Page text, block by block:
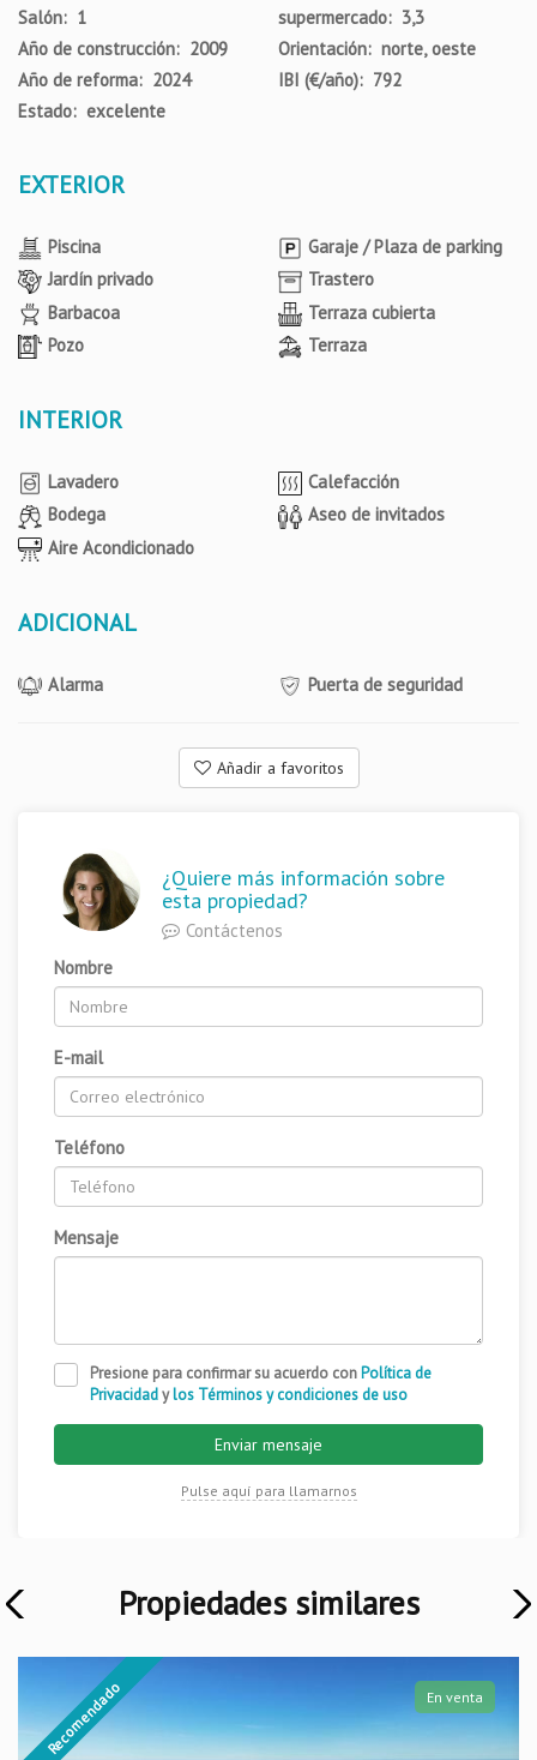
Salón: 1
Año de construcción: 2009
Año de reforma: 2024
Estado: excelente
supermercado: 3,3
Orientación: norte, oeste
IBI (€/año): 792
EXTERIOR
Piscina
Jardín privado
Barbacoa
Pozo
Garaje / Plaza de parking
Trastero
Terraza cubierta
Terraza
INTERIOR
Lavadero
Bodega
Aire Acondicionado
Calefacción
Aseo de invitados
ADICIONAL
Alarma Puerta de seguridad
Añadir a favoritos
¿Quiere más información sobre
esta propiedad?
Contáctenos
Nombre
E-mail
Teléfono
Mensaje
Presione para confirmar su acuerdo con Política de
Privacidadylos Términos y condiciones de uso
Enviar mensaje
Pulse aquí para llamarnos
Propiedades similares
Recomendado En venta